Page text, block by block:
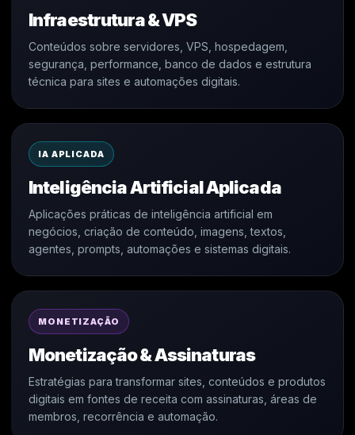
Infraestrutura & VPS
Conteúdos sobre servidores, VPS, hospedagem,
segurança, performance, banco de dados e estrutura
técnica para sites e automações digitais.
IA APLICADA
Inteligência Artificial Aplicada
Aplicações práticas de inteligência artificial em
negócios, criação de conteúdo, imagens, textos,
agentes, prompts, automações e sistemas digitais.
MONETIZAÇÃO
Monetização & Assinaturas
Estratégias para transformar sites, conteúdos e produtos
digitais em fontes de receita com assinaturas, áreas de
membros, recorrência e automação.